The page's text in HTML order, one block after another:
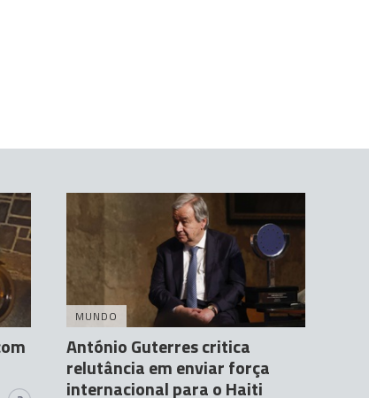
MUNDO
António Guterres critica
relutância em enviar força
internacional para o Haiti